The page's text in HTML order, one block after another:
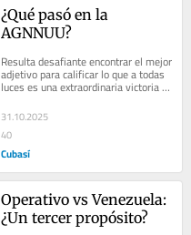
¿Qué pasó en la
AGNNUU?
Resulta desafiante encontrar el mejor
adjetivo para calificar lo que a todas
luces es una extraordinaria victoria
31.10.2025
40
Cubasí
Operativo vs Venezuela:
¿Un tercer propósito?